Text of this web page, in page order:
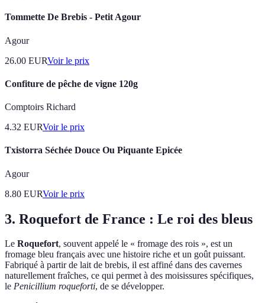
Tommette De Brebis - Petit Agour
Agour
26.00 EURVoir le prix
Confiture de pêche de vigne 120g
Comptoirs Richard
4.32 EURVoir le prix
Txistorra Séchée Douce Ou Piquante Epicée
Agour
8.80 EURVoir le prix
3. Roquefort de France : Le roi des bleus
Le Roquefort, souvent appelé le « fromage des rois », est un
fromage bleu français avec une histoire riche et un goût puissant.
Fabriqué à partir de lait de brebis, il est affiné dans des cavernes
naturellement fraîches, ce qui permet à des moisissures spécifiques,
le Penicillium roqueforti, de se développer.